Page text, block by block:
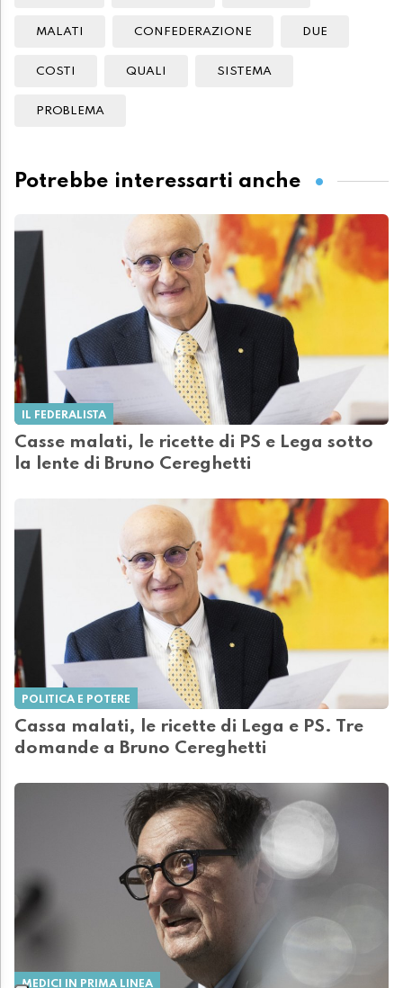
MALATI CONFEDERAZIONE DUE
COSTI QUALI SISTEMA
PROBLEMA
Potrebbe interessarti anche
IL FEDERALISTA
Casse malati, le ricette di PS e Lega sotto
la lente di Bruno Cereghetti
POLITICA E POTERE
Cassa malati, le ricette di Lega e PS. Tre
domande a Bruno Cereghetti
MEDICI IN PRIMA LINEA